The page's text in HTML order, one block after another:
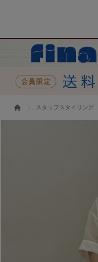
スタッフスタイリング